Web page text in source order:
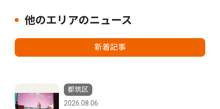
他のエリアのニュース
新着記事
都筑区
2026.08.06